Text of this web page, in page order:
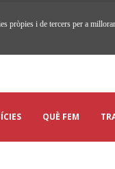
QUÈ FEM
pròpies i de tercers per a